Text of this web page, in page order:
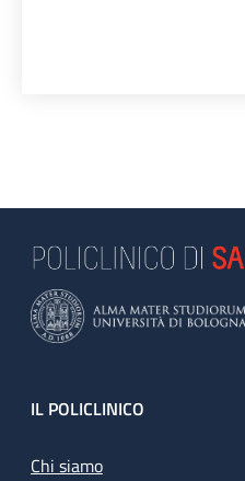
Footer
IL POLICLINICO
Chi siamo